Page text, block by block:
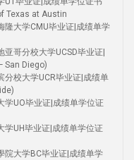
Texas at Austin
大学CMU毕业证|成绩单学
哥分校大学UCSD毕业证|
San Diego)
校大学UCR毕业证|成绩单
学UO毕业证|成绩单学位证
学UH毕业证|成绩单学位证
院大学BC毕业证|成绩单学